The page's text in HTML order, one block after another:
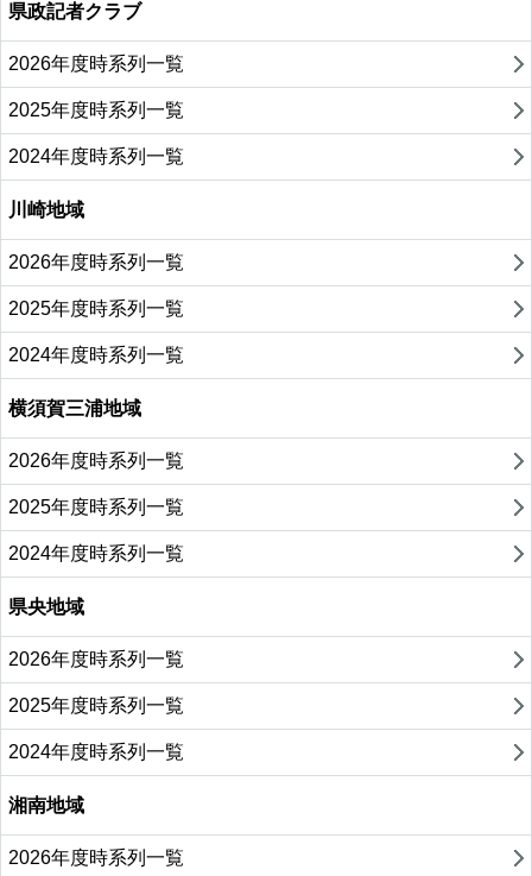
県政記者クラブ
2026年度時系列一覧
2025年度時系列一覧
2024年度時系列一覧
川崎地域
2026年度時系列一覧
2025年度時系列一覧
2024年度時系列一覧
横須賀三浦地域
2026年度時系列一覧
2025年度時系列一覧
2024年度時系列一覧
県央地域
2026年度時系列一覧
2025年度時系列一覧
2024年度時系列一覧
湘南地域
2026年度時系列一覧